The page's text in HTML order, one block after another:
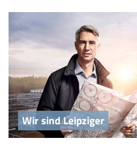
Wir sind Leipziger